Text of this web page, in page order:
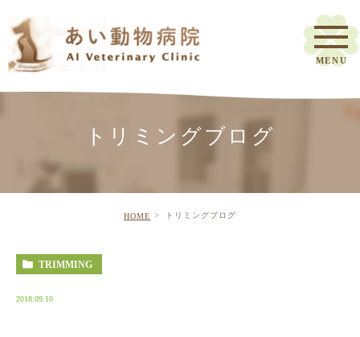
トリミングブログ
HOME トリミングブログ
TRIMMING
2018.09.10